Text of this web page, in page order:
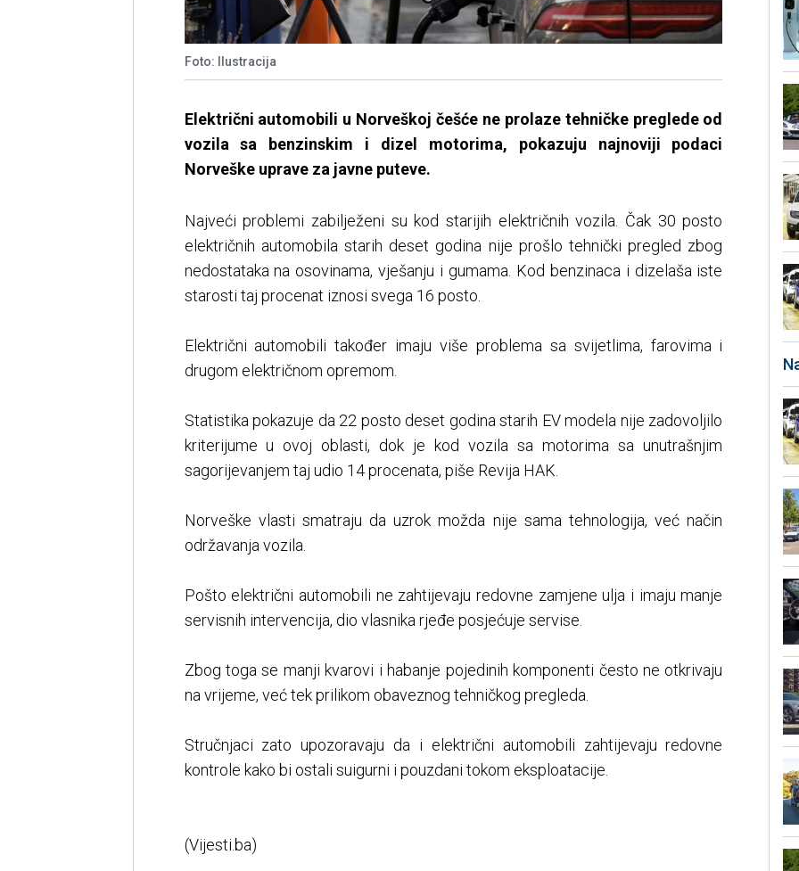
Foto: Ilustracija
Električni automobili u Norveškoj češće ne prolaze tehničke preglede od
vozila sa benzinskim i dizel motorima, pokazuju najnoviji podaci
Norveške uprave za javne puteve.
Najveći problemi zabilježeni su kod starijih električnih vozila. Čak 30 posto
električnih automobila starih deset godina nije prošlo tehnički pregled zbog
nedostataka na osovinama, vješanju i gumama. Kod benzinaca i dizelaša iste
starosti taj procenat iznosi svega 16 posto.
Električni automobili također imaju više problema sa svijetlima, farovima i
drugom električnom opremom.
Statistika pokazuje da 22 posto deset godina starih EV modela nije zadovoljilo
kriterijume u ovoj oblasti, dok je kod vozila sa motorima sa unutrašnjim
sagorijevanjem taj udio 14 procenata, piše Revija HAK.
Norveške vlasti smatraju da uzrok možda nije sama tehnologija, već način
održavanja vozila.
Pošto električni automobili ne zahtijevaju redovne zamjene ulja i imaju manje
servisnih intervencija, dio vlasnika rjeđe posjećuje servise.
Zbog toga se manji kvarovi i habanje pojedinih komponenti često ne otkrivaju
na vrijeme, već tek prilikom obaveznog tehničkog pregleda.
Stručnjaci zato upozoravaju da i električni automobili zahtijevaju redovne
kontrole kako bi ostali suigurni i pouzdani tokom eksploatacije.
(Vijesti.ba)